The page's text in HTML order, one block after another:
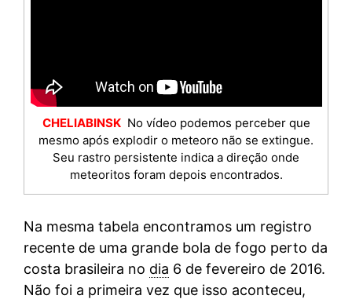
CHELIABINSKNo vídeo podemos perceber que
mesmo após explodir o meteoro não se extingue.
Seu rastro persistente indica a direção onde
meteoritos foram depois encontrados.
Na mesma tabela encontramos um registro
recente de uma grande bola de fogo perto da
costa brasileira no dia 6 de fevereiro de 2016.
Não foi a primeira vez que isso aconteceu,